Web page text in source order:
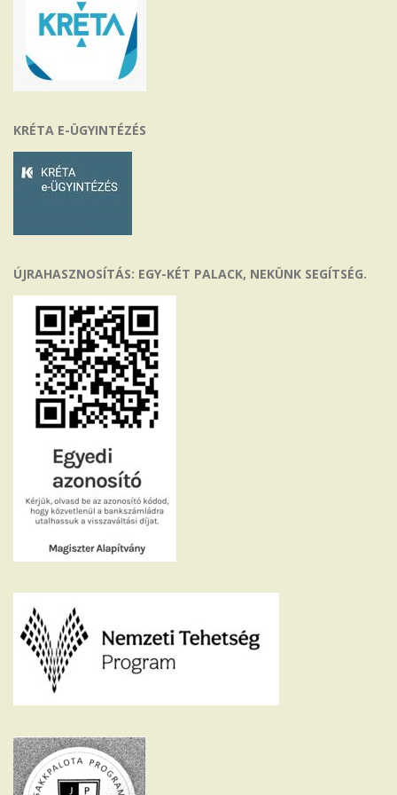
KRÉTA E-ÜGYINTÉZÉS
ÚJRAHASZNOSÍTÁS: EGY-KÉT PALACK, NEKÜNK SEGÍTSÉG.